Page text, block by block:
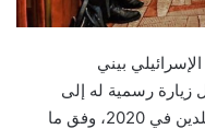
بيني
زيارة رسمية له إلى
البحرين منذ اتفاق تطبيع العلاقات بين البلدين في 2020، وفق ما